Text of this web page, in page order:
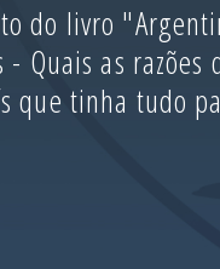
do livro
Quais as razões
que tinha tudo